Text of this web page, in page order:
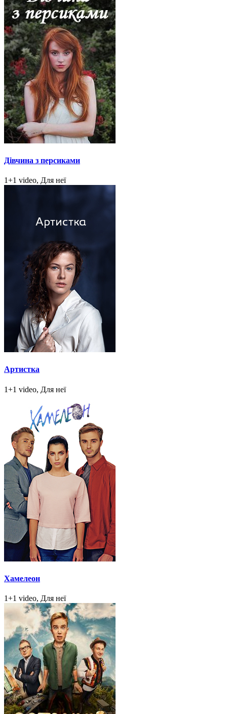
Дівчина з персиками
1+1 video, Для неї
Артистка
1+1 video, Для неї
Хамелеон
1+1 video, Для неї